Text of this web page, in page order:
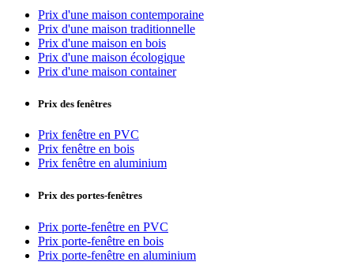
Prix d'une maison contemporaine
Prix d'une maison traditionnelle
Prix d'une maison en bois
Prix d'une maison écologique
Prix d'une maison container
Prix des fenêtres
Prix fenêtre en PVC
Prix fenêtre en bois
Prix fenêtre en aluminium
Prix des portes-fenêtres
Prix porte-fenêtre en PVC
Prix porte-fenêtre en bois
Prix porte-fenêtre en aluminium